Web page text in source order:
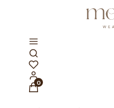
Otwórz wyszukiwarkę
Produkty w koszyku: 0.